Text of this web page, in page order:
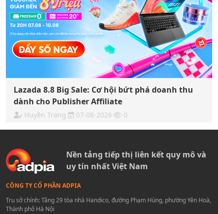
Lazada 8.8 Big Sale: Cơ hội bứt phá doanh thu
dành cho Publisher Affiliate
Huyền Trang 07-08-2026 0
Nền tảng tiếp thị liên kết quy mô và
uy tín nhất Việt Nam
CÔNG TY CỔ PHẦN ADPIA
Trụ sở chính: Tầng 29 tòa nhà Handico, đường Phạm Hùng, phường Yên Hoà,
Thành phố Hà Nội